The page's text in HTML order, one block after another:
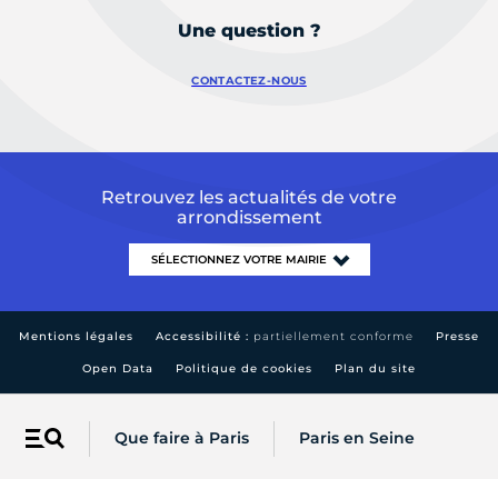
Menu Que faire à Paris Paris en Seine
Une question ?
CONTACTEZ-NOUS
Retrouvez les actualités de votre
arrondissement
Mentions légales Accessibilité : partiellement conforme Presse
Open Data Politique de cookies Plan du site